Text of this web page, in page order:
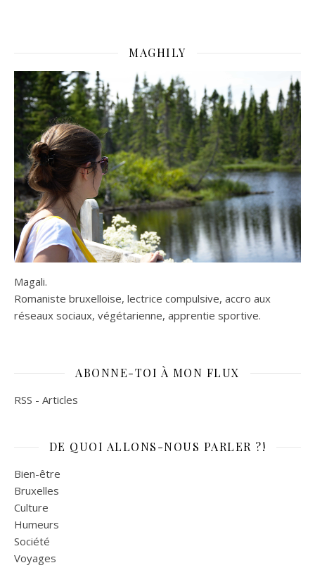
MAGHILY
Magali.
Romaniste bruxelloise, lectrice compulsive, accro aux
réseaux sociaux, végétarienne, apprentie sportive.
ABONNE-TOI À MON FLUX
RSS - Articles
DE QUOI ALLONS-NOUS PARLER ?!
Bien-être
Bruxelles
Culture
Humeurs
Société
Voyages